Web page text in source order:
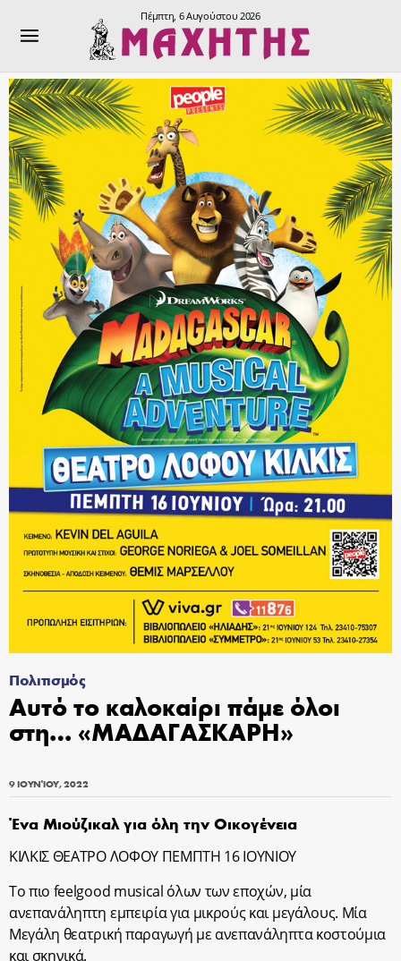
Πέμπτη, 6 Αυγούστου 2026
Πολιτισμός
Αυτό το καλοκαίρι πάμε όλοι
στη… «ΜΑΔΑΓΑΣΚΑΡΗ»
9 ΙΟΥΝΊΟΥ, 2022
Ένα Μιούζικαλ για όλη την Οικογένεια
ΚΙΛΚΙΣ ΘΕΑΤΡΟ ΛΟΦΟΥ ΠΕΜΠΤΗ 16 IOYNIOY
Το πιο feelgood musical όλων των εποχών, μία
ανεπανάληπτη εμπειρία για μικρούς και μεγάλους. Μία
Μεγάλη θεατρική παραγωγή με ανεπανάληπτα κοστούμια
και σκηνικά.